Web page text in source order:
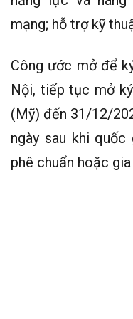
mạng; hỗ trợ kỹ
Công ước mở để
Nội, tiếp tục mở
(Mỹ) đến 31/12/
ngày sau khi
phê chuẩn hoặc gia